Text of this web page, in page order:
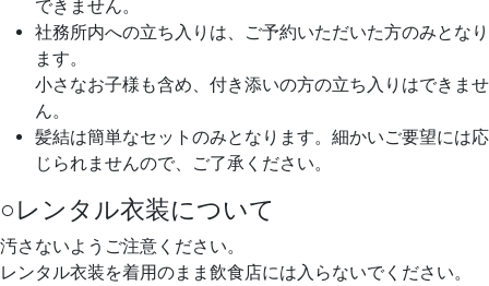
できません。
社務所内への立ち入りは、ご予約いただいた方のみとなり
ます。
小さなお子様も含め、付き添いの方の立ち入りはできませ
ん。
髪結は簡単なセットのみとなります。細かいご要望には応
じられませんので、ご了承ください。
○レンタル衣装について
汚さないようご注意ください。
レンタル衣装を着用のまま飲食店には入らないでください。